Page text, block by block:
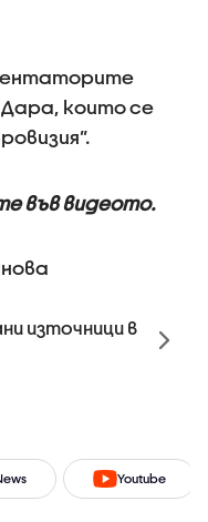
Дара, които се
във видеото.
източници в
Youtube